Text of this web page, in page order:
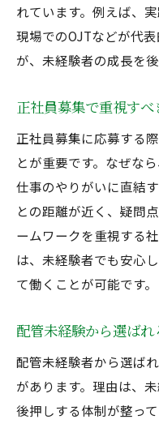
れています。例えば、
現場でのOJTなどが代
が、未経験者の成長を後
正社員募集で重視す
正社員募集に応募する
とが重要です。なぜな
仕事のやりがいに直結
との距離が近く、疑問
ームワークを重視する
は、未経験者でも安心
て働くことが可能です。
配管未経験から選ば
配管未経験者から選ば
があります。理由は、
後押しする体制が整っ